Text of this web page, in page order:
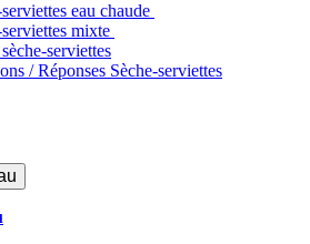
eau chaude
serviettes mixte
serviettes
/ Réponses Sèche-serviettes